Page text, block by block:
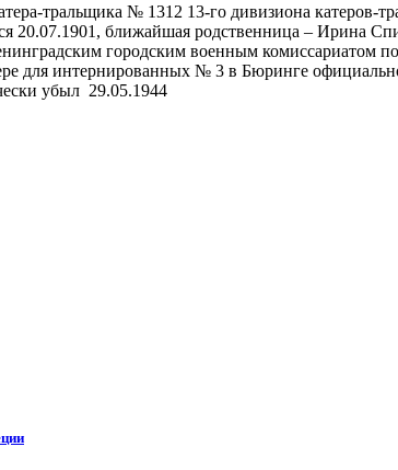
тральщика № 1312 13-го дивизиона
ближайшая родственница – Ирина
городским военным комиссариатом
для интернированных № 3 в Бюринге
убыл 29.05.1944